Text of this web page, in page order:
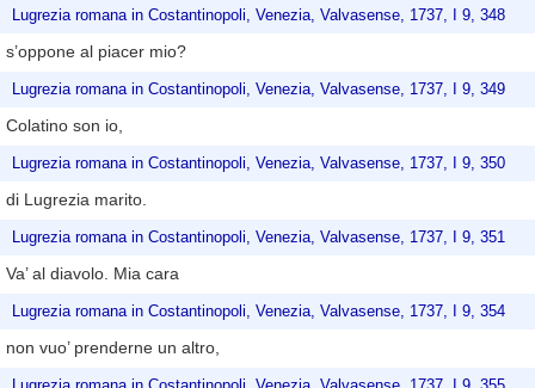
Lugrezia romana in Costantinopoli, Venezia, Valvasense, 1737, I 9, 348
s’oppone al piacer mio?
Lugrezia romana in Costantinopoli, Venezia, Valvasense, 1737, I 9, 349
Colatino son io,
Lugrezia romana in Costantinopoli, Venezia, Valvasense, 1737, I 9, 350
di Lugrezia marito.
Lugrezia romana in Costantinopoli, Venezia, Valvasense, 1737, I 9, 351
Va’ al diavolo. Mia cara
Lugrezia romana in Costantinopoli, Venezia, Valvasense, 1737, I 9, 354
non vuo’ prenderne un altro,